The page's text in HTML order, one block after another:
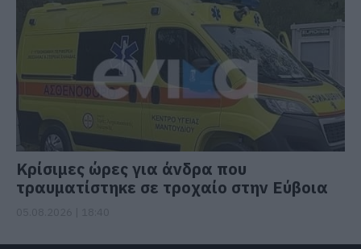
Κρίσιμες ώρες για άνδρα που
τραυματίστηκε σε τροχαίο στην Εύβοια